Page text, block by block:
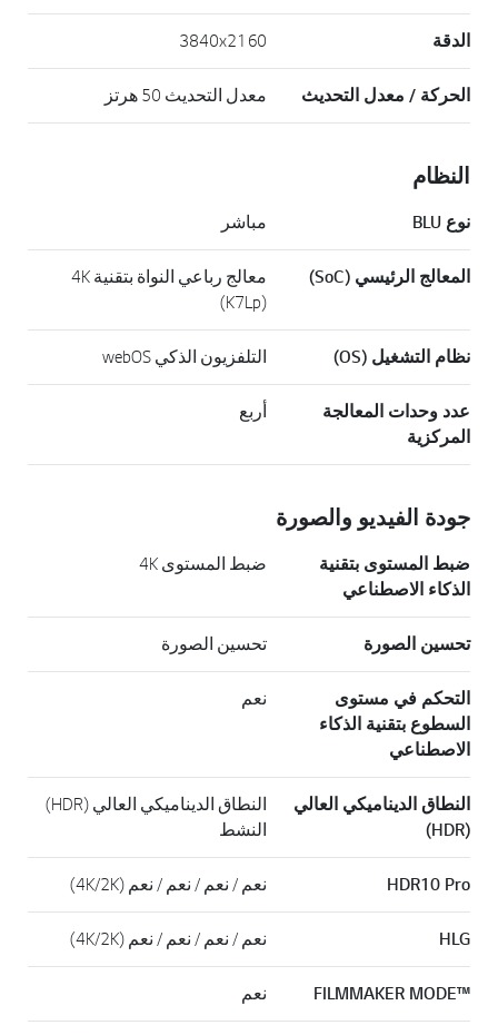
الدقة 3840x2160
الحركة / معدل التحديث معدل التحديث 50 هرتز
النظام
نوع BLU مباشر
المعالج الرئيسي (SoC)
معالج رباعي النواة بتقنية 4K
(K7Lp)
نظام التشغيل (OS) التلفزيون الذكي webOS
عدد وحدات المعالجة
المركزية
أربع
جودة الفيديو والصورة
ضبط المستوى بتقنية
الذكاء الاصطناعي
ضبط المستوى 4K
تحسين الصورة تحسين الصورة
التحكم في مستوى
السطوع بتقنية الذكاء
الاصطناعي
نعم
النطاق الديناميكي العالي
(HDR)
النطاق الديناميكي العالي (HDR)
النشط
HDR10 Pro نعم / نعم / نعم / نعم (4K/2K)
HLG نعم / نعم / نعم / نعم (4K/2K)
™‎FILMMAKER MODE نعم